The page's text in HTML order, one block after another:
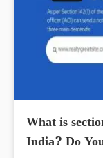
What is
India? Do